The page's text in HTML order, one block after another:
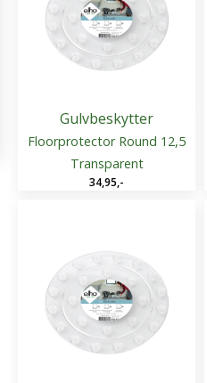
Gulvbeskytter
Floorprotector Round 12,5
Transparent
34,95,-